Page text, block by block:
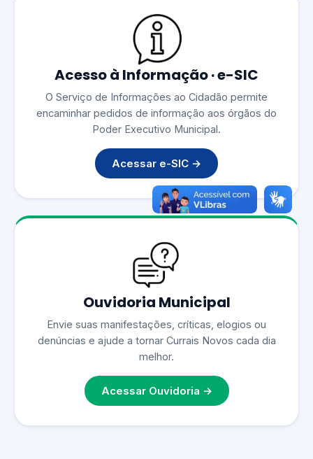
Acesso à Informação · e-SIC
O Serviço de Informações ao Cidadão permite
encaminhar pedidos de informação aos órgãos do
Poder Executivo Municipal.
Acessar e-SIC →
Ouvidoria Municipal
Envie suas manifestações, críticas, elogios ou
denúncias e ajude a tornar Currais Novos cada dia
melhor.
Acessar Ouvidoria →